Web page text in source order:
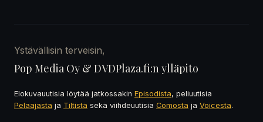
Ystävällisin terveisin,
Pop Media Oy & DVDPlaza.fi:n ylläpito
Elokuvauutisia löytää jatkossakin Episodista, peliuutisia
Pelaajasta ja Tiltistä sekä viihdeuutisia Comosta ja Voicesta.